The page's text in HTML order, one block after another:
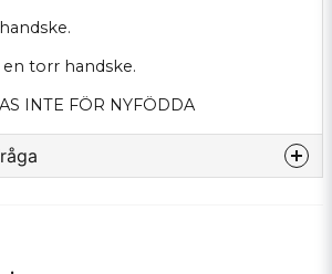
torr handske.
INTE FÖR NYFÖDDA